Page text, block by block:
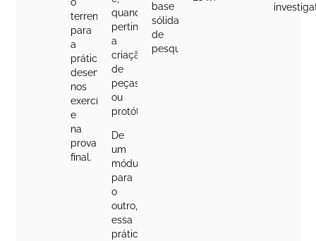
terreno
para
a
prática
desenvolvida
nos
exercícios
e
na
prova
final.
quando
pertinente,
a
criação
de
peças
ou
protótipos.
De
um
módulo
para
o
outro,
essa
prática
base
sólida
de
pesquisa.